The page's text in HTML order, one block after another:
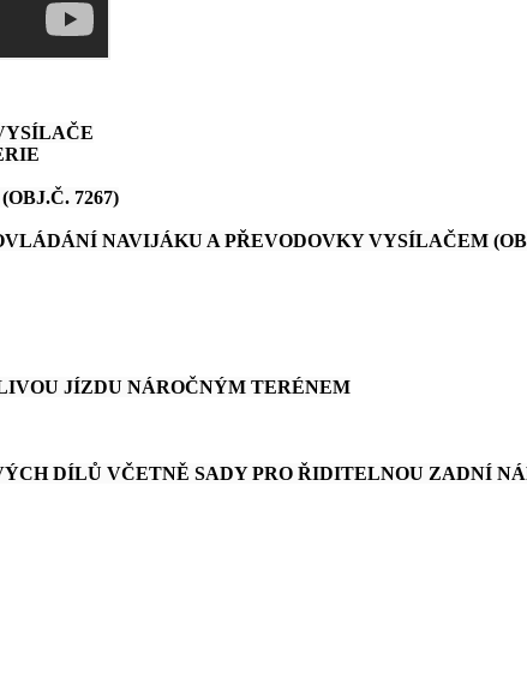
7267)
NAVIJÁKU A PŘEVODOVKY VYSÍLAČEM
JÍZDU NÁROČNÝM TERÉNEM
DÍLŮ VČETNĚ SADY PRO ŘIDITELNOU ZADNÍ